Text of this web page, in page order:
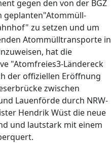
gegen den von der BGZ
geplanten"Atommüll-
zu setzen und um
Atommülltransporte in
hat die
"Atomfreies3-Ländereck
der offiziellen Eröffnung
zwischen
Lauenförde durch NRW-
Hendrik Wüst die neue
und lautstark mit einem